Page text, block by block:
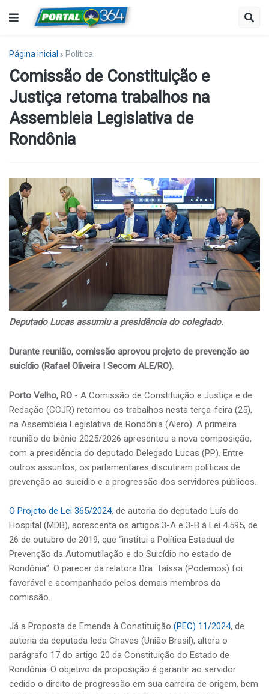
Página inicial Política
Comissão de Constituição e
Justiça retoma trabalhos na
Assembleia Legislativa de
Rondônia
Deputado Lucas assumiu a presidência do colegiado.
Durante reunião, comissão aprovou projeto de prevenção ao
suicídio (Rafael Oliveira I Secom ALE/RO).
Porto Velho, RO - A Comissão de Constituição e Justiça e de
Redação (CCJR) retomou os trabalhos nesta terça-feira (25),
na Assembleia Legislativa de Rondônia (Alero). A primeira
reunião do biênio 2025/2026 apresentou a nova composição,
com a presidência do deputado Delegado Lucas (PP). Entre
outros assuntos, os parlamentares discutiram políticas de
prevenção ao suicídio e a progressão dos servidores públicos.
O Projeto de Lei 365/2024, de autoria do deputado Luís do
Hospital (MDB), acrescenta os artigos 3-A e 3-B à Lei 4.595, de
26 de outubro de 2019, que “institui a Política Estadual de
Prevenção da Automutilação e do Suicídio no estado de
Rondônia”. O parecer da relatora Dra. Taíssa (Podemos) foi
favorável e acompanhado pelos demais membros da
comissão.
Já a Proposta de Emenda à Constituição (PEC) 11/2024, de
autoria da deputada Ieda Chaves (União Brasil), altera o
parágrafo 17 do artigo 20 da Constituição do Estado de
Rondônia. O objetivo da proposição é garantir ao servidor
cedido o direito de progressão em sua carreira de origem, bem